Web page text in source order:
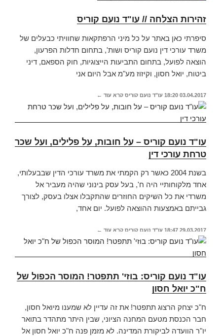
זהירות הצלחה // עו"ד נועם קוריס
סיפרתי כאן באתר על כל מיני הרפתקאות שחוויתי כבעלים של
משרד עורכי דין נועם קוריס ושות', בתחום חדלות הפרעון,
הוצאה לפועל, בתחום התביעות הייצוגיות, חוק הספאם, דיני
ביטוח, יואל חסון, וקיזוז מע"מ אבל היום אני
03.04.2017
18:20 עו"ד נועם קוריס קרא עוד ←
עו"ד נועם קוריס – על חובות, על פלילים, ועל שכר
טרחת עורכי דין
בשנת 2004 כאשר רק הקמתי את משרד עורכי הדין שבבעלותי,
אחד מלקוחותיי היה ח', בעל עסק בינוני שהיה מעביר אל
משרדי את כל השיקים החוזרים שהתקבלו אצלו בעסק, לצורך
גבייתם באמצעות ההוצאה לפועל. יום אחד,
29.03.2017
18:47 עו"ד נועם קוריס קרא עוד ←
עו"ד נועם קוריס: בוזי' תתפטר! המוסר הכפול של
ח"כ יואל חסון
ח"כ יצחק הרצוג תתפטר! את זה עדיין לא שמענו מיואל חסון,
חבר הכנסת מטעם המחנה הציוני, שבין היתר מתהדר בתואר
יו"ר הוועדה לביקורת המדינה. לא מזמן פנה ח"כ יואל חסון אל